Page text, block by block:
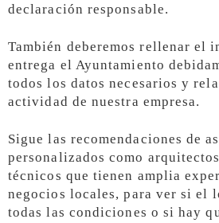
declaración responsable.
También deberemos rellenar el
entrega el Ayuntamiento
todos los datos necesarios y
actividad de nuestra empresa.
Sigue las recomendaciones de
personalizados como
técnicos que tienen amplia
negocios locales, para ver si el
todas las condiciones o si hay